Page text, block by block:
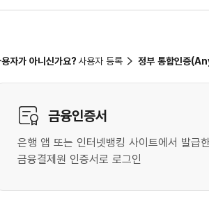
자가 아니신가요? 사용자 등록 정부 통합인증
금융인증서
은행 앱 또는 인터넷뱅킹 사이트에서 발급
금융결제원 인증서로 로그인